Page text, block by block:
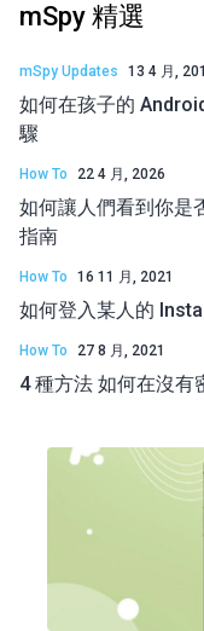
mSpy 精選
mSpy Updates 13 4 月,
如何在孩子的
驟
How To 22 4 月, 2026
如何讓人們看到你是
指南
How To 16 11 月, 2021
如何登入某人的
How To 27 8 月, 2021
4 種方法 如何在沒有